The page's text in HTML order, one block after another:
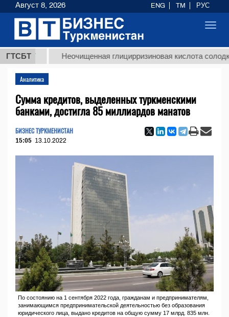
ГТСБТ Неочищенная глицирризиновая кислота солодкового
Аналитика
Сумма кредитов, выделенных туркменскими
банками, достигла 85 миллиардов манатов
БИЗНЕС ТУРКМЕНИСТАН
15:05 13.10.2022
По состоянию на 1 сентября 2022 года, гражданам и предпринимателям,
занимающимся предпринимательской деятельностью без образования
юридического лица, выдано кредитов на общую сумму 17 млрд. 835 млн.
Август 8, 2026 ENG TM РУС